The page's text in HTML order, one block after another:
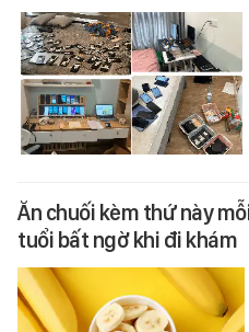
Ăn chuối kèm thứ này
tuổi bất ngờ khi đi khám